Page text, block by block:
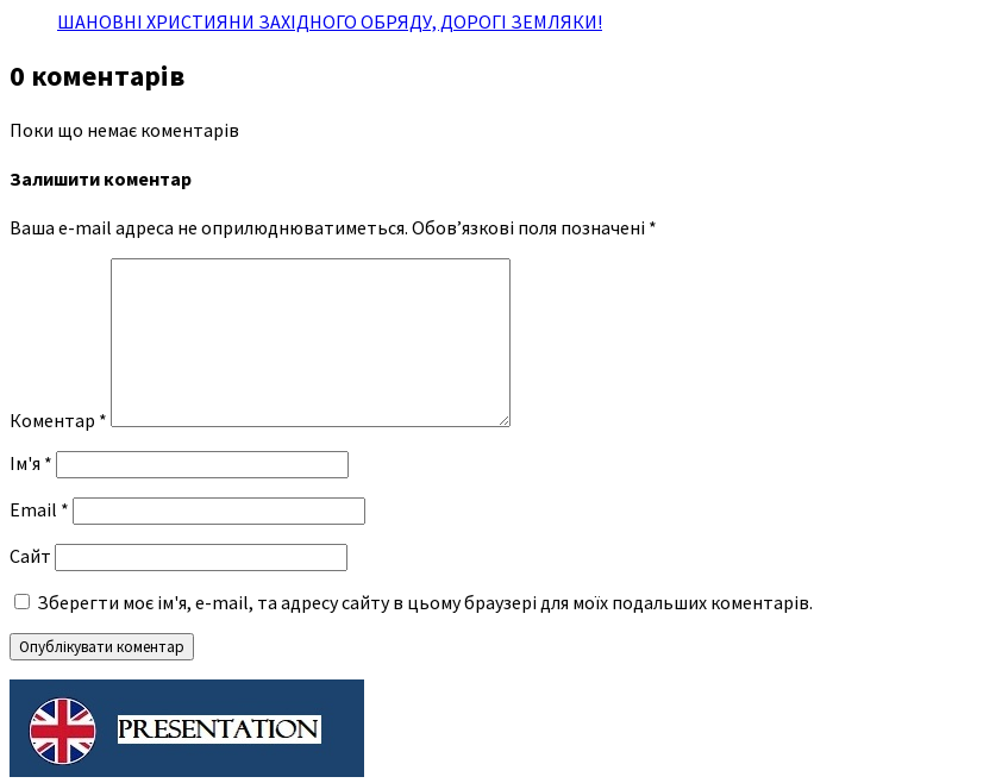
ШАНОВНІ ХРИСТИЯНИ ЗАХІДНОГО ОБРЯДУ, ДОРОГІ ЗЕМЛЯКИ!
0 коментарів
Поки що немає коментарів
Залишити коментар
Ваша e-mail адреса не оприлюднюватиметься. Обов’язкові поля позначені *
Коментар *
Ім'я *
Email *
Сайт
Зберегти моє ім'я, e-mail, та адресу сайту в цьому браузері для моїх подальших коментарів.